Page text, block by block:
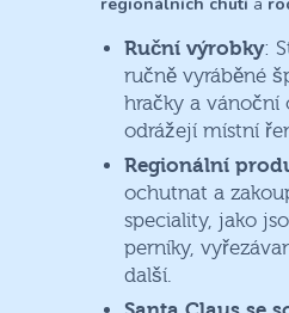
Ruční výrobky:
ručně vyráběné
hračky a vánoční
odrážejí místní
Regionální
ochutnat a
speciality, jako
perníky,
další.